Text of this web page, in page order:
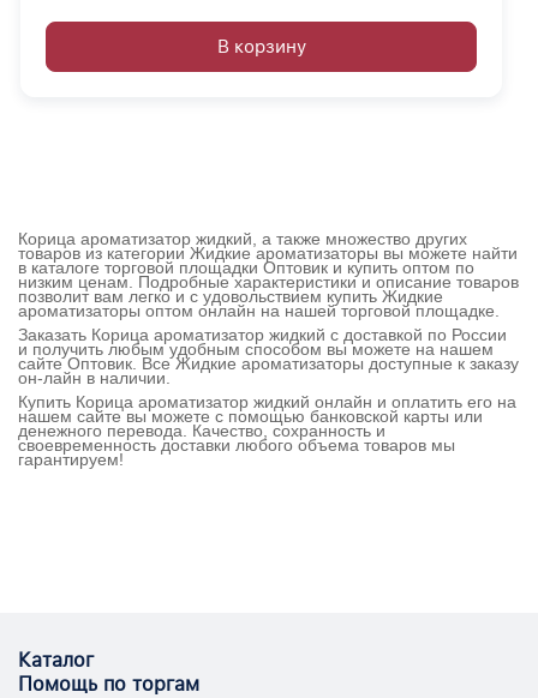
В корзину
Корица ароматизатор жидкий, а также множество других
товаров из категории Жидкие ароматизаторы вы можете найти
в каталоге торговой площадки Оптовик и купить оптом по
низким ценам. Подробные характеристики и описание товаров
позволит вам легко и с удовольствием купить Жидкие
ароматизаторы оптом онлайн на нашей торговой площадке.
Заказать Корица ароматизатор жидкий с доставкой по России
и получить любым удобным способом вы можете на нашем
сайте Оптовик. Все Жидкие ароматизаторы доступные к заказу
он-лайн в наличии.
Купить Корица ароматизатор жидкий онлайн и оплатить его на
нашем сайте вы можете с помощью банковской карты или
денежного перевода. Качество, сохранность и
своевременность доставки любого объема товаров мы
гарантируем!
Каталог
Помощь по торгам